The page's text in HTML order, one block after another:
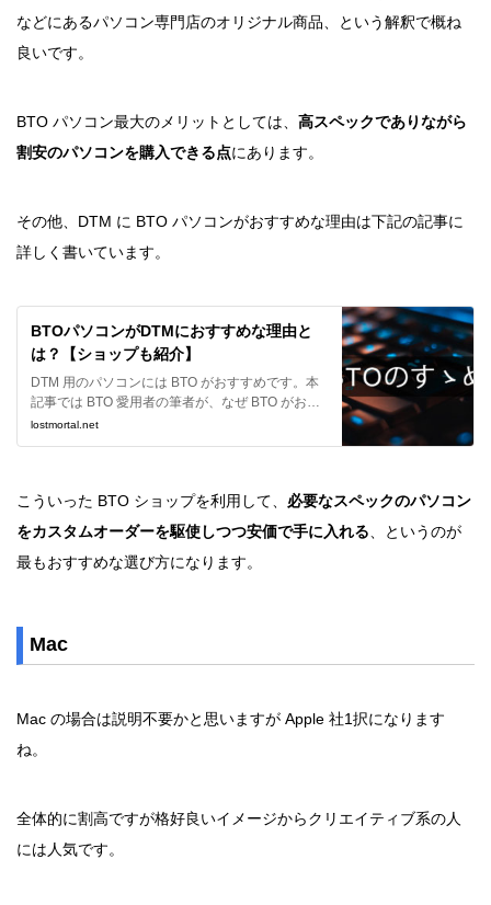
などにあるパソコン専門店のオリジナル商品、という解釈で概ね
良いです。
BTO パソコン最大のメリットとしては、 高スペックでありながら
割安のパソコンを購入できる点にあります。
その他、DTM に BTO パソコンがおすすめな理由は下記の記事に
詳しく書いています。
BTOパソコンがDTMにおすすめな理由と
は？【ショップも紹介】
DTM 用のパソコンには BTO がおすすめです。本
記事では BTO 愛用者の筆者が、なぜ BTO がおす
すめなのか、具体的にどういうショップやマシン
lostmortal.net
こういった BTO ショップを利用して、 必要なスペックのパソコン
をカスタムオーダーを駆使しつつ安価で手に入れる 、というのが
最もおすすめな選び方になります。
Mac
Mac の場合は説明不要かと思いますが Apple 社1択になります
ね。
全体的に割高ですが格好良いイメージからクリエイティブ系の人
には人気です。